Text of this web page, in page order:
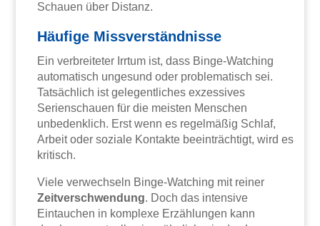
Schauen über Distanz.
Häufige Missverständnisse
Ein verbreiteter Irrtum ist, dass Binge-Watching
automatisch ungesund oder problematisch sei.
Tatsächlich ist gelegentliches exzessives
Serienschauen für die meisten Menschen
unbedenklich. Erst wenn es regelmäßig Schlaf,
Arbeit oder soziale Kontakte beeinträchtigt, wird es
kritisch.
Viele verwechseln Binge-Watching mit reiner
Zeitverschwendung. Doch das intensive
Eintauchen in komplexe Erzählungen kann